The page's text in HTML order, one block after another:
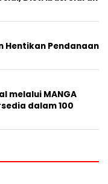
Hentikan Pendanaan
melalui MANGA
dalam 100